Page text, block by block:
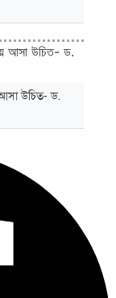
আসা উচিত- ড.